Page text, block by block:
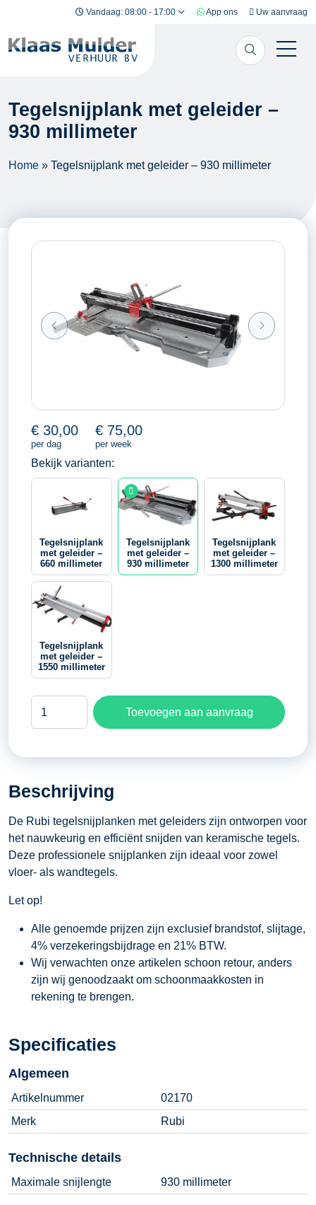
Ga naar inhoud Vandaag: 08:00 - 17:00 App ons Uw aanvraag
Tegelsnijplank met geleider –
930 millimeter
Home » Tegelsnijplank met geleider – 930 millimeter
€ 30,00
per dag
€ 75,00
per week
Bekijk varianten:
Tegelsnijplank
met geleider –
660 millimeter
Tegelsnijplank
met geleider –
930 millimeter
Tegelsnijplank
met geleider –
1300 millimeter
Tegelsnijplank
met geleider –
1550 millimeter
Tegelsnijplank
-
millimeter
Toevoegen aan aanvraag
Beschrijving
De Rubi tegelsnijplanken met geleiders zijn ontworpen voor
het nauwkeurig en efficiënt snijden van keramische tegels.
Deze professionele snijplanken zijn ideaal voor zowel
vloer- als wandtegels.
Let op!
Alle genoemde prijzen zijn exclusief brandstof, slijtage,
4% verzekeringsbijdrage en 21% BTW.
Wij verwachten onze artikelen schoon retour, anders
zijn wij genoodzaakt om schoonmaakkosten in
rekening te brengen.
Specificaties
Algemeen
Artikelnummer
02170
Merk
Rubi
Technische details
Maximale snijlengte 930 millimeter